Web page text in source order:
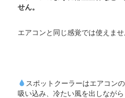
せん。
エアコンと同じ感覚では使えませ
スポットクーラーはエアコン
吸い込み、冷たい風を出しながら